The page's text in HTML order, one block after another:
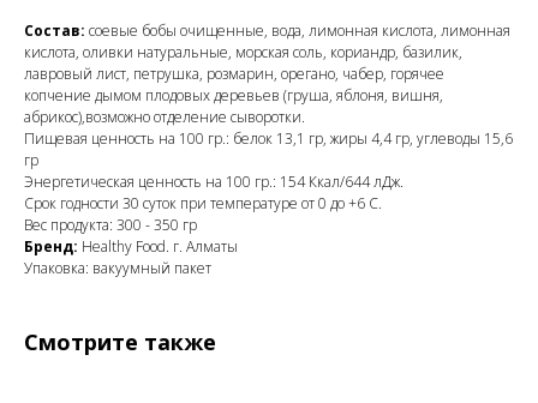
Состав: соевые бобы очищенные, вода, лимонная кислота, лимонная
кислота, оливки натуральные, морская соль, кориандр, базилик,
лавровый лист, петрушка, розмарин, орегано, чабер, горячее
копчение дымом плодовых деревьев (груша, яблоня, вишня,
абрикос),возможно отделение сыворотки.
Пищевая ценность на 100 гр.: белок 13,1 гр, жиры 4,4 гр, углеводы 15,6
гр
Энергетическая ценность на 100 гр.: 154 Ккал/644 лДж.
Срок годности 30 суток при температуре от 0 до +6 С.
Вес продукта: 300 - 350 гр
Бренд: Healthy Food. г. Алматы
Упаковка: вакуумный пакет
Смотрите также